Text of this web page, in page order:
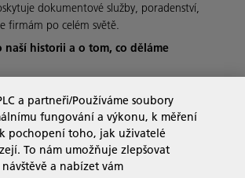
dokumentové služby, poradenství,
firmám po celém světě.
naší historii a o tom, co děláme
a partneři/Používáme soubory
fungování a výkonu, k měření
pochopení toho, jak uživatelé
To nám umožňuje zlepšovat
a nabízet vám